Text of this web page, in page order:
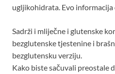
ugljikohidrata. Evo
Sadrži i mliječne i glutenske
bezglutenske tjestenine i
bezglutensku verziju.
Kako biste sačuvali preostale